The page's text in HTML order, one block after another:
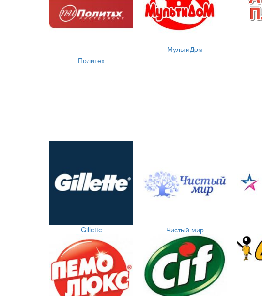
Политех
МультиДом
Gillette Чистый мир